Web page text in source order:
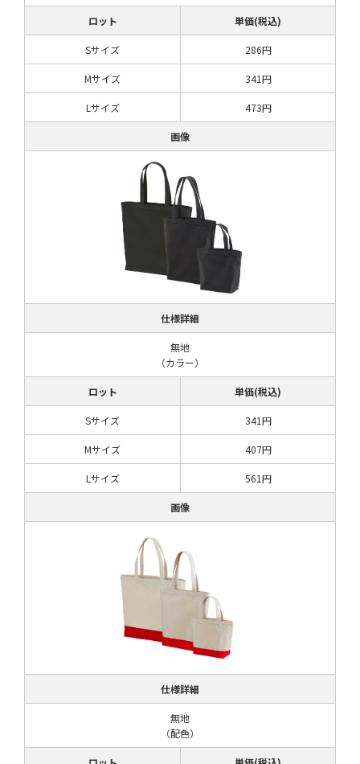
ロット 単価(税込)
Sサイズ 286円
Mサイズ 341円
Lサイズ 473円
画像
仕様詳細
無地
（カラー）
ロット 単価(税込)
Sサイズ 341円
Mサイズ 407円
Lサイズ 561円
画像
仕様詳細
無地
（配色）